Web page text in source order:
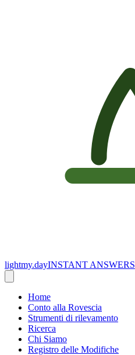
lightmy.dayINSTANT ANSWERS
Home
Conto alla Rovescia
Strumenti di rilevamento
Ricerca
Chi Siamo
Registro delle Modifiche